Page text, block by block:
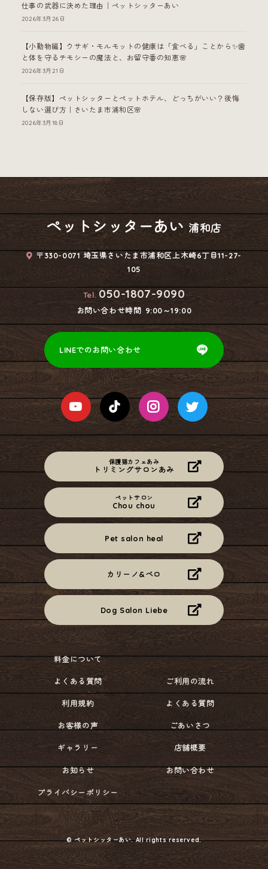
仕事の武器に決めた理由｜ペットシッターあい
2026年3月26日
【小動物編】ウサギ・モルモットの健康は「食べる」ことから✨歯
と体を守るチモシーの魔法と、お留守番の知恵🌸
2026年3月21日
【保存版】ペットシッターとペットホテル、どっちがいい？後悔
しない選び方｜さいたま市浦和区🌸
2026年3月18日
ペットシッターあい 浦和店
〒330-0071 埼玉県さいたま市浦和区上木崎6丁目11-27-
105
Tel. 050-1807-9090
お問い合わせ時間 9:00～19:00
LINEでのお問い合わせ
保護猫カフェあみ
トリミングサロンあみ
ペットサロン
Chou chou
Pet salon heal
カリーノ&ベロ
Dog Salon Liebe
料金について
よくある質問 ご利用の流れ
利用規約 よくある質問
お客様の声 ごあいさつ
ギャラリー 店舗概要
お知らせ お問い合わせ
プライバシーポリシー
© ペットシッターあい. All rights reserved.